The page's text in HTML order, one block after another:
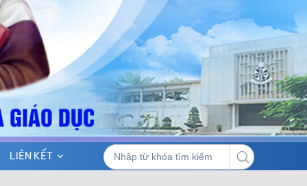
LIÊN KẾT